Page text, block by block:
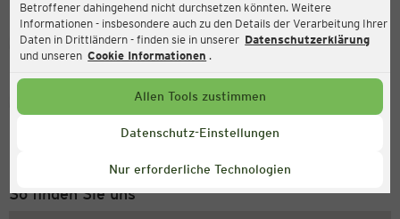
Betroffener dahingehend nicht durchsetzen könnten. Weitere
Informationen - insbesondere auch zu den Details der Verarbeitung Ihrer
Daten in Drittländern - finden sie in unserer Datenschutzerklärung
und unseren Cookie Informationen .
Allen Tools zustimmen
Datenschutz-Einstellungen
Nur erforderliche Technologien
Aktuell:
Geschlossen
Service Hotline
+49 (0) 2546 / 98 999 98
So finden Sie uns